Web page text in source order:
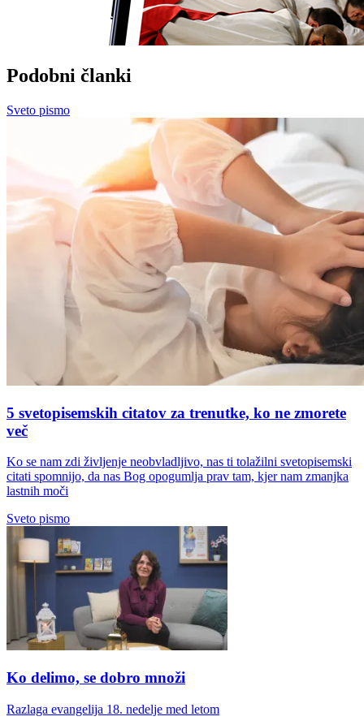
Podobni članki
Sveto pismo
5 svetopisemskih citatov za trenutke, ko ne zmorete
več
Ko se nam zdi življenje neobvladljivo, nas ti tolažilni svetopisemski
citati spomnijo, da nas Bog opogumlja prav tam, kjer nam zmanjka
lastnih moči
Sveto pismo
Ko delimo, se dobro množi
Razlaga evangelija 18. nedelje med letom